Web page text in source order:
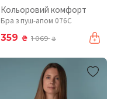
Кольоровий комфорт
Бра з пуш-апом 076C
359 ₴ 1 069₴